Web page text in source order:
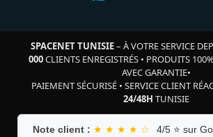
SPACENET TUNISIE– À VOTRE SERVICE
000CLIENTS ENREGISTRÉS• PRODUITS
AVEC GARANTIE•
PAIEMENT SÉCURISÉ • SERVICE CLIENT
24/48H TUNISIE
Note client : ★ ★ ★ ★ ☆
4/5 ⭐ sur